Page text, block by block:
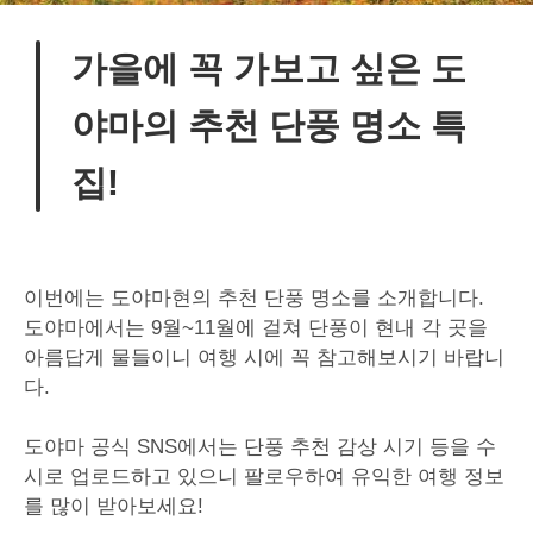
가을에 꼭 가보고 싶은 도
야마의 추천 단풍 명소 특
집!
이번에는 도야마현의 추천 단풍 명소를 소개합니다.
도야마에서는 9월~11월에 걸쳐 단풍이 현내 각 곳을
아름답게 물들이니 여행 시에 꼭 참고해보시기 바랍니
다.
도야마 공식 SNS에서는 단풍 추천 감상 시기 등을 수
시로 업로드하고 있으니 팔로우하여 유익한 여행 정보
를 많이 받아보세요!